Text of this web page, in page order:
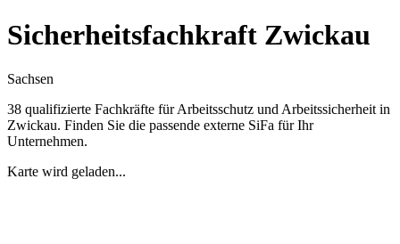
Sicherheitsfachkraft Zwickau
Sachsen
38 qualifizierte Fachkräfte für Arbeitsschutz und Arbeitssicherheit in
Zwickau. Finden Sie die passende externe SiFa für Ihr
Unternehmen.
Karte wird geladen...